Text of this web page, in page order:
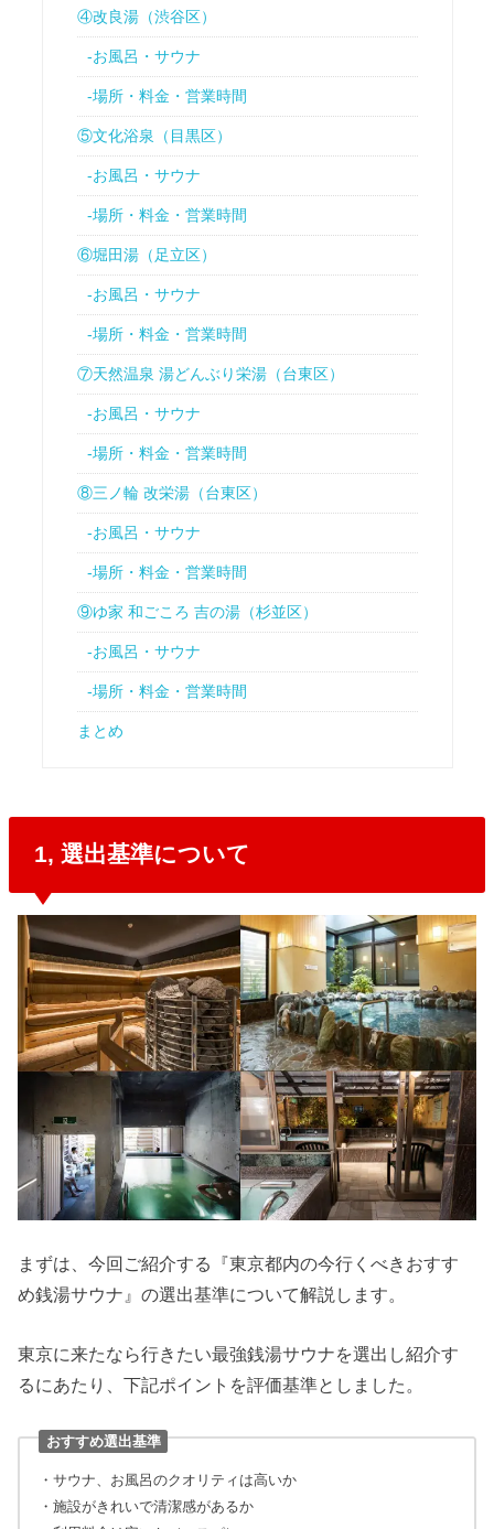
④改良湯（渋谷区）
-お風呂・サウナ
-場所・料金・営業時間
⑤文化浴泉（目黒区）
-お風呂・サウナ
-場所・料金・営業時間
⑥堀田湯（足立区）
-お風呂・サウナ
-場所・料金・営業時間
⑦天然温泉 湯どんぶり栄湯（台東区）
-お風呂・サウナ
-場所・料金・営業時間
⑧三ノ輪 改栄湯（台東区）
-お風呂・サウナ
-場所・料金・営業時間
⑨ゆ家 和ごころ 吉の湯（杉並区）
-お風呂・サウナ
-場所・料金・営業時間
まとめ
1, 選出基準について
まずは、今回ご紹介する『東京都内の今行くべきおすす
め銭湯サウナ』の選出基準について解説します。
東京に来たなら行きたい最強銭湯サウナを選出し紹介す
るにあたり、下記ポイントを評価基準としました。
おすすめ選出基準
・サウナ、お風呂のクオリティは高いか
・施設がきれいで清潔感があるか